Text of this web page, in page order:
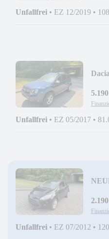
Unfallfrei • EZ 12/2019 •
Unfallfrei • EZ 05/2017 •
NEU
Unfallfrei • EZ 07/2012 •